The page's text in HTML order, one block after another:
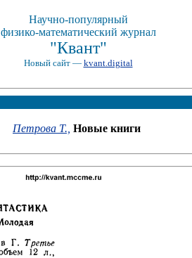
Научно-популярный
физико-математический журнал
"Квант"
Новый сайт — kvant.digital
Петрова Т., Новые книги